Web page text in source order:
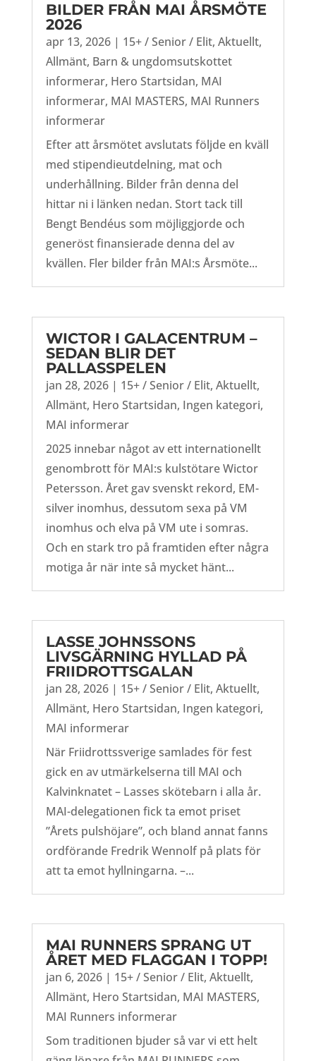
BILDER FRÅN MAI ÅRSMÖTE
2026
apr 13, 2026| 15+ / Senior / Elit, Aktuellt,
Allmänt, Barn & ungdomsutskottet
informerar, Hero Startsidan, MAI
informerar, MAI MASTERS, MAI Runners
informerar
Efter att årsmötet avslutats följde en kväll
med stipendieutdelning, mat och
underhållning. Bilder från denna del
hittar ni i länken nedan. Stort tack till
Bengt Bendéus som möjliggjorde och
generöst finansierade denna del av
kvällen. Fler bilder från MAI:s Årsmöte...
WICTOR I GALACENTRUM –
SEDAN BLIR DET
PALLASSPELEN
jan 28, 2026| 15+ / Senior / Elit, Aktuellt,
Allmänt, Hero Startsidan, Ingen kategori,
MAI informerar
2025 innebar något av ett internationellt
genombrott för MAI:s kulstötare Wictor
Petersson. Året gav svenskt rekord, EM-
silver inomhus, dessutom sexa på VM
inomhus och elva på VM ute i somras.
Och en stark tro på framtiden efter några
motiga år när inte så mycket hänt...
LASSE JOHNSSONS
LIVSGÄRNING HYLLAD PÅ
FRIIDROTTSGALAN
jan 28, 2026| 15+ / Senior / Elit, Aktuellt,
Allmänt, Hero Startsidan, Ingen kategori,
MAI informerar
När Friidrottssverige samlades för fest
gick en av utmärkelserna till MAI och
Kalvinknatet – Lasses skötebarn i alla år.
MAI-delegationen fick ta emot priset
”Årets pulshöjare”, och bland annat fanns
ordförande Fredrik Wennolf på plats för
att ta emot hyllningarna. –...
MAI RUNNERS SPRANG UT
ÅRET MED FLAGGAN I TOPP!
jan 6, 2026| 15+ / Senior / Elit, Aktuellt,
Allmänt, Hero Startsidan, MAI MASTERS,
MAI Runners informerar
Som traditionen bjuder så var vi ett helt